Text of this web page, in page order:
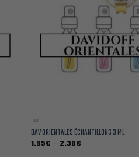
DAV
DAV ORIENTALES ÉCHANTILLONS 3 ML
1.95€ – 2.30€Plage